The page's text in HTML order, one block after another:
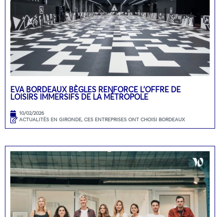
EVA BORDEAUX BÈGLES RENFORCE L’OFFRE DE
LOISIRS IMMERSIFS DE LA MÉTROPOLE
10/02/2026
ACTUALITÉS EN GIRONDE, CES ENTREPRISES ONT CHOISI BORDEAUX